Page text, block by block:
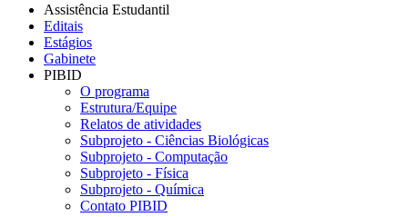
Assistência Estudantil
Editais
Estágios
Gabinete
PIBID
O programa
Estrutura/Equipe
Relatos de atividades
Subprojeto - Ciências Biológicas
Subprojeto - Computação
Subprojeto - Física
Subprojeto - Química
Contato PIBID